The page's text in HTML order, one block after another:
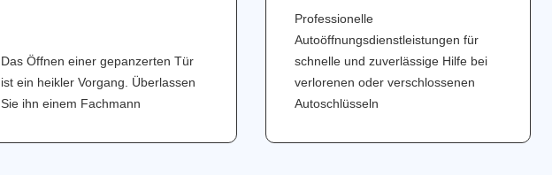
Das Öffnen einer gepanzerten Tür
ist ein heikler Vorgang. Überlassen
Sie ihn einem Fachmann
Professionelle
Autoöffnungsdienstleistungen für
schnelle und zuverlässige Hilfe bei
verlorenen oder verschlossenen
Autoschlüsseln